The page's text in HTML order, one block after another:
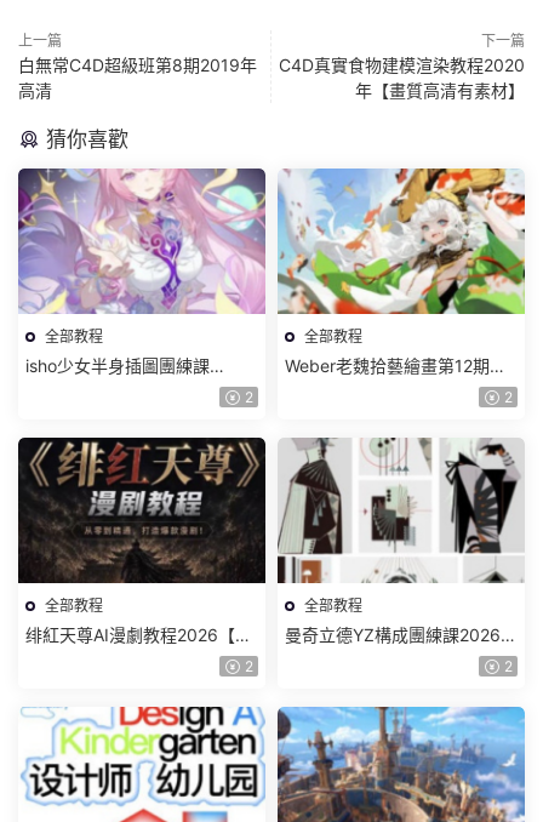
上一篇
白無常C4D超級班第8期2019年
高清
下一篇
C4D真實食物建模渲染教程2020
年【畫質高清有素材】
猜你喜歡
全部教程
isho少女半身插圖團練課
2026【畫質高清隻有視頻】 2
全部教程
Weber老魏拾藝繪畫第12期角
色特訓班【畫質不錯隻有視
2
全部教程
绯紅天尊AI漫劇教程2026【畫
2
全部教程
曼奇立德YZ構成團練課2026年
8月已結課【畫質高清有課件】
2